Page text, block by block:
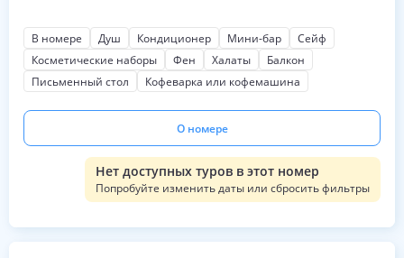
В номере Душ Кондиционер Мини-бар
Сейф
Косметические наборы
Фен Халаты
Балкон
Письменный стол
Кофеварка или кофемашина
О номере
Нет доступных туров в этот номер
Попробуйте изменить даты или сбросить фильтры